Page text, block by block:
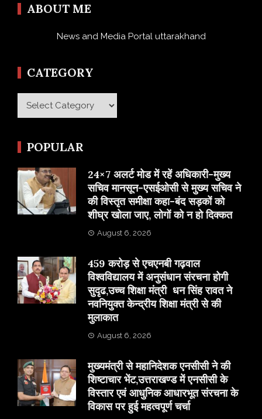
ABOUT ME
News and Media Portal uttarakhand
CATEGORY
Category
POPULAR
24×7 अलर्ट मोड में रहें अधिकारी-मुख्य
सचिव मानसून-एसईओसी से मुख्य सचिव ने
की विस्तृत समीक्षा कहा-बंद सड़कों को
शीघ्र खोला जाए, लोगों को न हो दिक्कत
August 6, 2026
459 करोड़ से एचएनबी गढ़वाल
विश्वविद्यालय में अनुसंधान संरचना होगी
सुदृढ,उच्च शिक्षा मंत्री धन सिंह रावत ने
नवनियुक्त केन्द्रीय शिक्षा मंत्री से की
मुलाकात
August 6, 2026
मुख्यमंत्री से महानिदेशक एनसीसी ने की
शिष्टाचार भेंट,उत्तराखण्ड में एनसीसी के
विस्तार एवं आधुनिक आधारभूत संरचना के
विकास पर हुई महत्वपूर्ण चर्चा